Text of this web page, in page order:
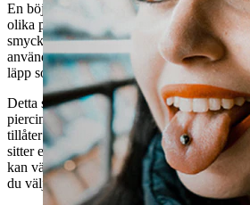
En böjd stav är ett mångsidigt smycke
olika piercingar. Viktigaste är att storleken
smycke matchar måtten på din piercing.
användas i ögonbrynet eller som en
läpp som en vertikal piercing.
Detta smycke är gjort av titan vilket är det
piercingsmycken. Den är också utrustad
tillåter en enklare och mjukare insättning.
sitter en liten 3 mm sten. Det finns olika
kan välja ifrån. Notera dock att det finns
du väljer barbell i silver.